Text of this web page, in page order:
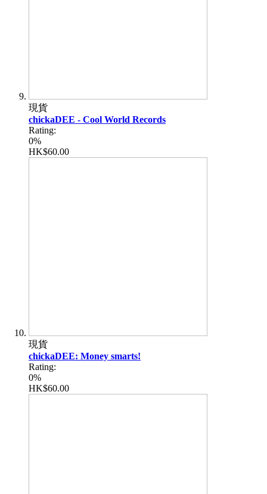
現貨
chickaDEE - Cool World Records
Rating:
0%
HK$60.00
現貨
chickaDEE: Money smarts!
Rating:
0%
HK$60.00